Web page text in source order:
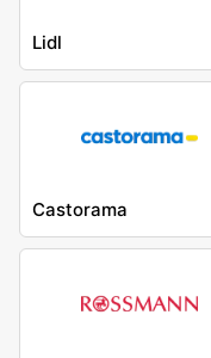
Lidl
Castorama